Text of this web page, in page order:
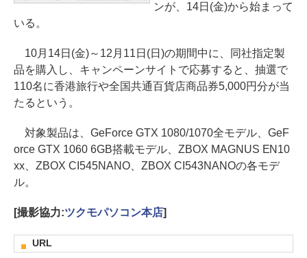
ンが、14日(金)から始まって
いる。
10月14日(金)～12月11日(日)の期間中に、同社指定製
品を購入し、キャンペーンサイトで応募すると、抽選で
110名に香港旅行や全国共通百貨店商品券5,000円分が当
たるという。
対象製品は、GeForce GTX 1080/1070全モデル、GeF
orce GTX 1060 6GB搭載モデル、ZBOX MAGNUS EN10
xx、ZBOX CI545NANO、ZBOX CI543NANOの各モデ
ル。
[撮影協力:ツクモパソコン本店]
URL